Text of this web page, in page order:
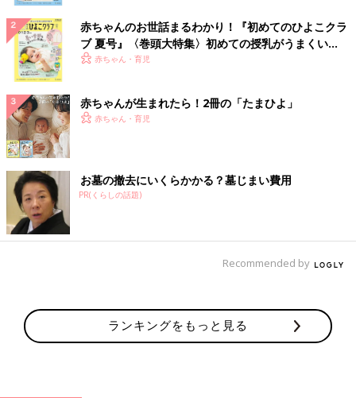
赤ちゃんのお世話まるわかり！『初めてのひよこクラ
ブ 夏号』〈巻頭大特集〉初めての授乳がうまくい
く！ おっぱい・ミルクの基本と夏のトラブル 解決テ
赤ちゃん・育児
赤ちゃんが生まれたら！2冊の「たまひよ」
赤ちゃん・育児
お墓の撤去にいくらかかる？墓じまい費用
PR(くらしの話題)
Recommended by
ランキングをもっと見る